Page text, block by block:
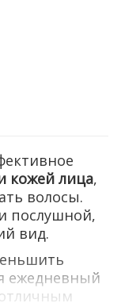
кожей лица,
волосы.
послушной,
вид.
ежедневный